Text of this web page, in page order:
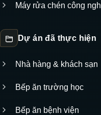
Máy rửa chén công
Dự án đã thực hiện
Nhà hàng & khách sạn
Bếp ăn trường học
Bếp ăn bệnh viện